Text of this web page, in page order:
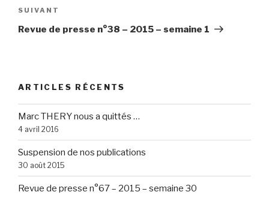
Article
suivant
SUIVANT
Revue de presse n°38 – 2015 – semaine 1
ARTICLES RÉCENTS
Marc THERY nous a quittés …
4 avril 2016
Suspension de nos publications
30 août 2015
Revue de presse n°67 – 2015 – semaine 30